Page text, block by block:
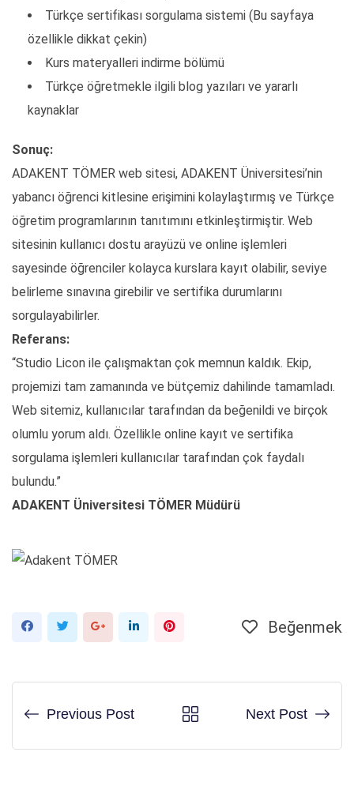
Türkçe sertifikası sorgulama sistemi (Bu sayfaya
özellikle dikkat çekin)
Kurs materyalleri indirme bölümü
Türkçe öğretmekle ilgili blog yazıları ve yararlı
kaynaklar
Sonuç:
ADAKENT TÖMER web sitesi, ADAKENT Üniversitesi’nin
yabancı öğrenci kitlesine erişimini kolaylaştırmış ve Türkçe
öğretim programlarının tanıtımını etkinleştirmiştir. Web
sitesinin kullanıcı dostu arayüzü ve online işlemleri
sayesinde öğrenciler kolayca kurslara kayıt olabilir, seviye
belirleme sınavına girebilir ve sertifika durumlarını
sorgulayabilirler.
Referans:
“Studio Licon ile çalışmaktan çok memnun kaldık. Ekip,
projemizi tam zamanında ve bütçemiz dahilinde tamamladı.
Web sitemiz, kullanıcılar tarafından da beğenildi ve birçok
olumlu yorum aldı. Özellikle online kayıt ve sertifika
sorgulama işlemleri kullanıcılar tarafından çok faydalı
bulundu.”
ADAKENT Üniversitesi TÖMER Müdürü
Google+LinkedInPinterest'in Beğenmek
Previous Post Next Post